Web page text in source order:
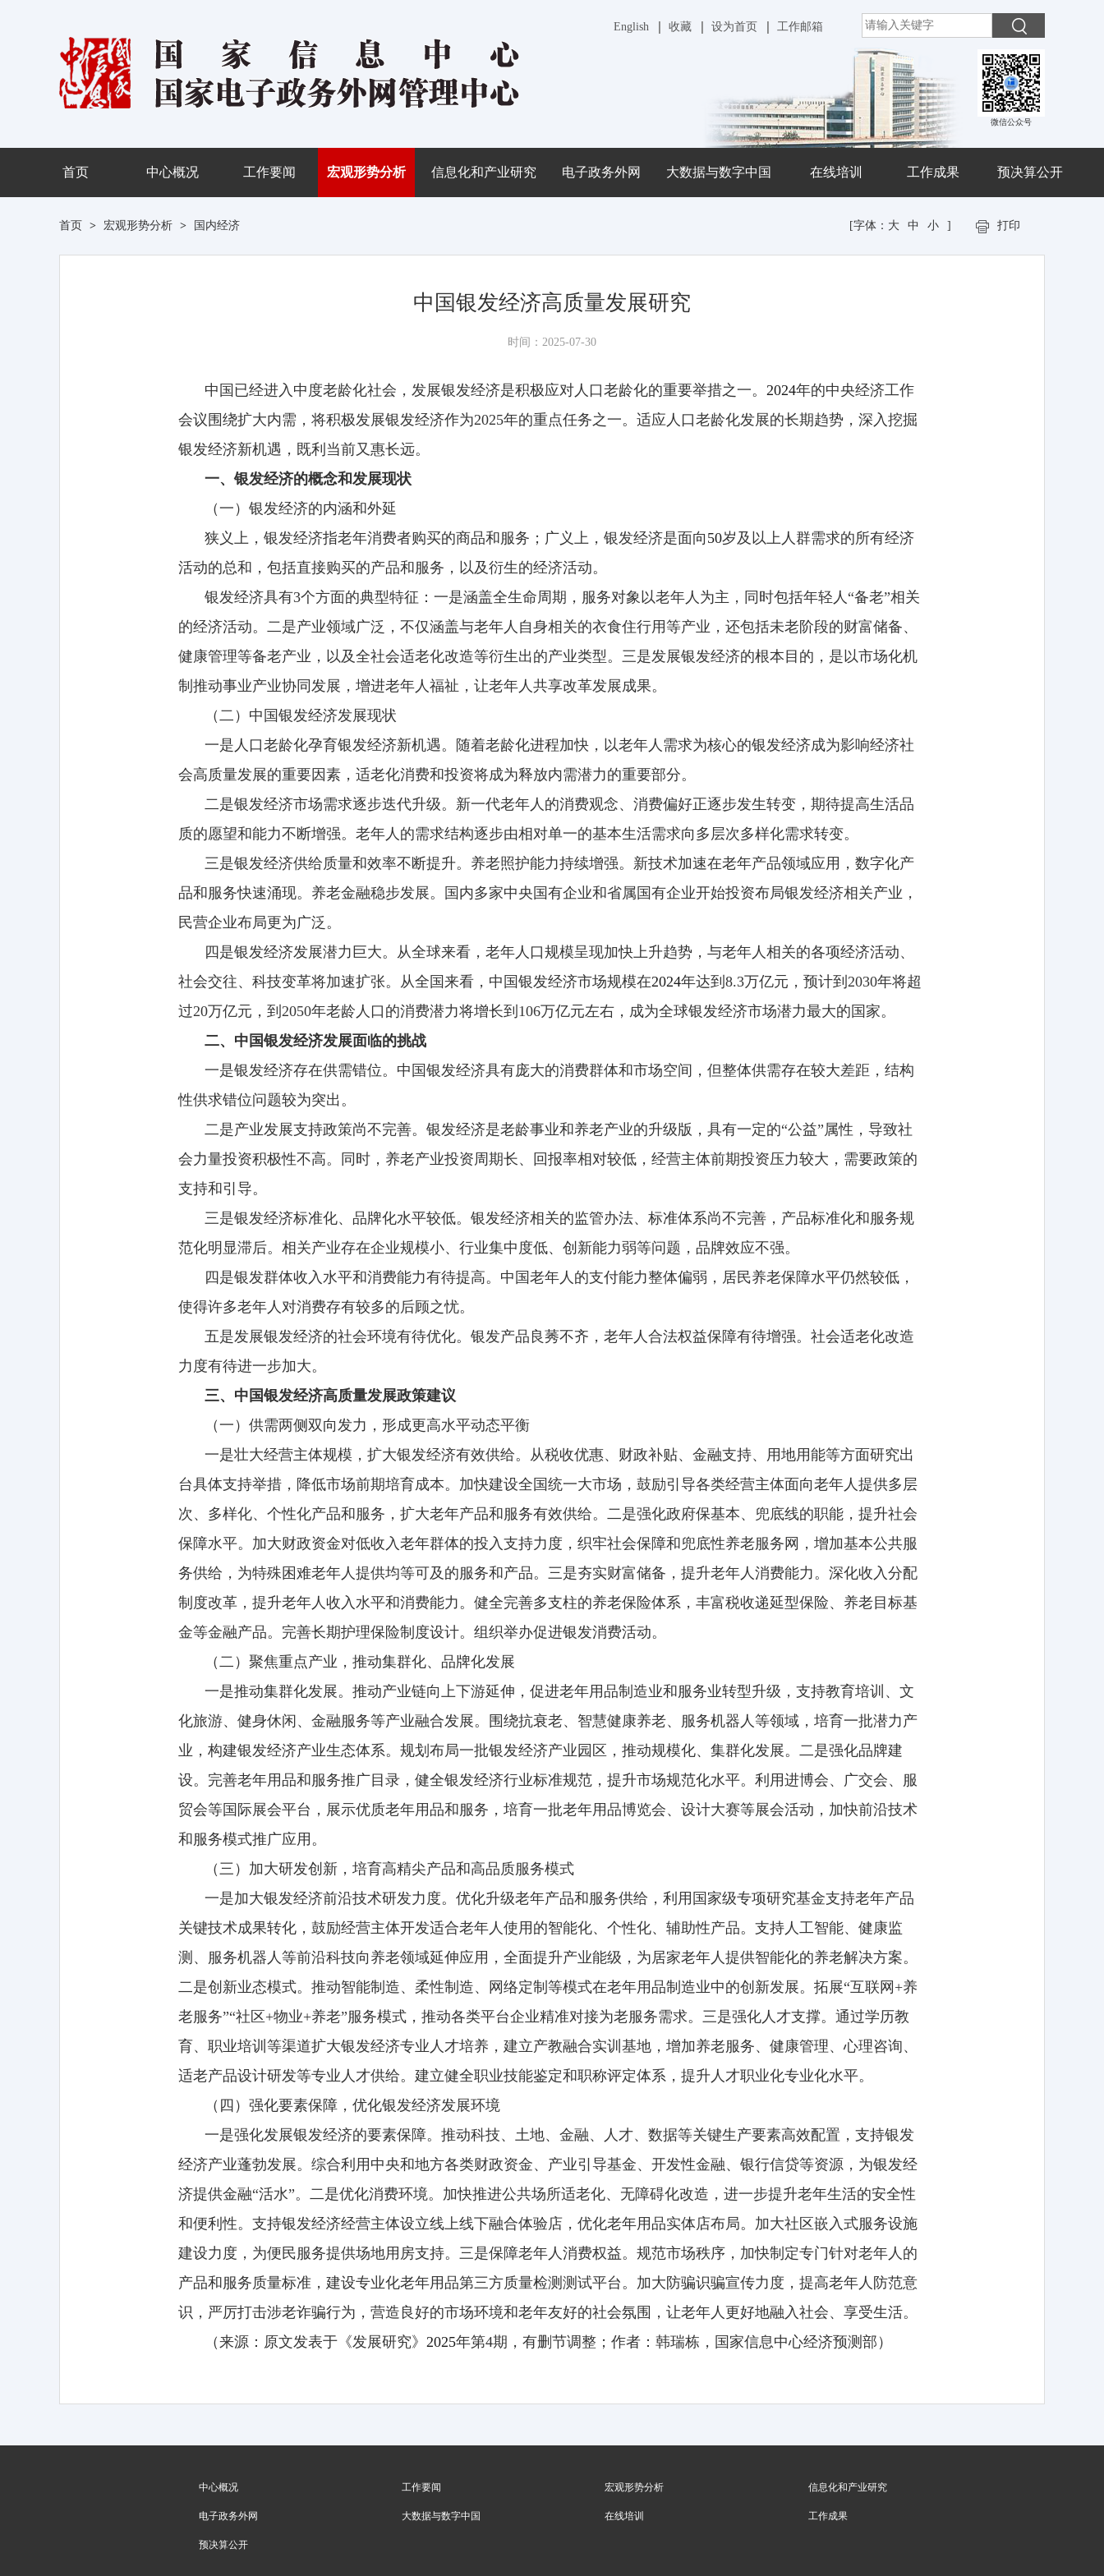
English 收藏 设为首页 工作邮箱
微信公众号
首页 中心概况 工作要闻 宏观形势分析 信息化和产业研究 电子政务外网 大数据与数字中国 在线培训 工作成果 预决算公开
首页 > 宏观形势分析 > 国内经济 [字体： 大 中 小 ] 打印
中国银发经济高质量发展研究
时间：2025-07-30
中国已经进入中度老龄化社会，发展银发经济是积极应对人口老龄化的重要举措之一。 2024年的中央经济工作
会议围绕扩大内需，将积极发展银发经济作为2025年的重点任务之一。适应人口老龄化发展的长期趋势，深入挖掘
银发经济新机遇，既利当前又惠长远。
一、银发经济的概念和发展现状
（一）银发经济的内涵和外延
狭义上，银发经济指老年消费者购买的商品和服务；广义上，银发经济是面向 50岁及以上人群需求的所有经济
活动的总和，包括直接购买的产品和服务，以及衍生的经济活动。
银发经济具有3个方面的典型特征：一是涵盖全生命周期，服务对象以老年人为主，同时包括年轻人“备老”相关
的经济活动。二是产业领域广泛，不仅涵盖与老年人自身相关的衣食住行用等产业，还包括未老阶段的财富储备、
健康管理等备老产业，以及全社会适老化改造等衍生出的产业类型。三是发展银发经济的根本目的，是以市场化机
制推动事业产业协同发展，增进老年人福祉，让老年人共享改革发展成果。
（二）中国银发经济发展现状
一是人口老龄化孕育银发经济新机遇。随着老龄化进程加快，以老年人需求为核心的银发经济成为影响经济社
会高质量发展的重要因素，适老化消费和投资将成为释放内需潜力的重要部分。
二是银发经济市场需求逐步迭代升级。新一代老年人的消费观念、消费偏好正逐步发生转变，期待提高生活品
质的愿望和能力不断增强。老年人的需求结构逐步由相对单一的基本生活需求向多层次多样化需求转变。
三是银发经济供给质量和效率不断提升。养老照护能力持续增强。新技术加速在老年产品领域应用，数字化产
品和服务快速涌现。养老金融稳步发展。国内多家中央国有企业和省属国有企业开始投资布局银发经济相关产业，
民营企业布局更为广泛。
四是银发经济发展潜力巨大。从全球来看，老年人口规模呈现加快上升趋势，与老年人相关的各项经济活动、
社会交往、科技变革将加速扩张。从全国来看，中国银发经济市场规模在2024年达到8.3万亿元，预计到2030年将超
过20万亿元，到2050年老龄人口的消费潜力将增长到106万亿元左右，成为全球银发经济市场潜力最大的国家。
二、中国银发经济发展面临的挑战
一是银发经济存在供需错位。中国银发经济具有庞大的消费群体和市场空间，但整体供需存在较大差距，结构
性供求错位问题较为突出。
二是产业发展支持政策尚不完善。银发经济是老龄事业和养老产业的升级版，具有一定的“公益”属性，导致社
会力量投资积极性不高。同时，养老产业投资周期长、回报率相对较低，经营主体前期投资压力较大，需要政策的
支持和引导。
三是银发经济标准化、品牌化水平较低。银发经济相关的监管办法、标准体系尚不完善，产品标准化和服务规
范化明显滞后。相关产业存在企业规模小、行业集中度低、创新能力弱等问题，品牌效应不强。
四是银发群体收入水平和消费能力有待提高。中国老年人的支付能力整体偏弱，居民养老保障水平仍然较低，
使得许多老年人对消费存有较多的后顾之忧。
五是发展银发经济的社会环境有待优化。银发产品良莠不齐，老年人合法权益保障有待增强。社会适老化改造
力度有待进一步加大。
三、中国银发经济高质量发展政策建议
（一）供需两侧双向发力，形成更高水平动态平衡
一是壮大经营主体规模，扩大银发经济有效供给。从税收优惠、财政补贴、金融支持、用地用能等方面研究出
台具体支持举措，降低市场前期培育成本。加快建设全国统一大市场，鼓励引导各类经营主体面向老年人提供多层
次、多样化、个性化产品和服务，扩大老年产品和服务有效供给。二是强化政府保基本、兜底线的职能，提升社会
保障水平。加大财政资金对低收入老年群体的投入支持力度，织牢社会保障和兜底性养老服务网，增加基本公共服
务供给，为特殊困难老年人提供均等可及的服务和产品。三是夯实财富储备，提升老年人消费能力。深化收入分配
制度改革，提升老年人收入水平和消费能力。健全完善多支柱的养老保险体系，丰富税收递延型保险、养老目标基
金等金融产品。完善长期护理保险制度设计。组织举办促进银发消费活动。
（二）聚焦重点产业，推动集群化、品牌化发展
一是推动集群化发展。推动产业链向上下游延伸，促进老年用品制造业和服务业转型升级，支持教育培训、文
化旅游、健身休闲、金融服务等产业融合发展。围绕抗衰老、智慧健康养老、服务机器人等领域，培育一批潜力产
业，构建银发经济产业生态体系。规划布局一批银发经济产业园区，推动规模化、集群化发展。二是强化品牌建
设。完善老年用品和服务推广目录，健全银发经济行业标准规范，提升市场规范化水平。利用进博会、广交会、服
贸会等国际展会平台，展示优质老年用品和服务，培育一批老年用品博览会、设计大赛等展会活动，加快前沿技术
和服务模式推广应用。
（三）加大研发创新，培育高精尖产品和高品质服务模式
一是加大银发经济前沿技术研发力度。优化升级老年产品和服务供给，利用国家级专项研究基金支持老年产品
关键技术成果转化，鼓励经营主体开发适合老年人使用的智能化、个性化、辅助性产品。支持人工智能、健康监
测、服务机器人等前沿科技向养老领域延伸应用，全面提升产业能级，为居家老年人提供智能化的养老解决方案。
二是创新业态模式。推动智能制造、柔性制造、网络定制等模式在老年用品制造业中的创新发展。拓展“互联网+养
老服务”“社区+物业+养老”服务模式，推动各类平台企业精准对接为老服务需求。三是强化人才支撑。通过学历教
育、职业培训等渠道扩大银发经济专业人才培养，建立产教融合实训基地，增加养老服务、健康管理、心理咨询、
适老产品设计研发等专业人才供给。建立健全职业技能鉴定和职称评定体系，提升人才职业化专业化水平。
（四）强化要素保障，优化银发经济发展环境
一是强化发展银发经济的要素保障。推动科技、土地、金融、人才、数据等关键生产要素高效配置，支持银发
经济产业蓬勃发展。综合利用中央和地方各类财政资金、产业引导基金、开发性金融、银行信贷等资源，为银发经
济提供金融“活水”。二是优化消费环境。加快推进公共场所适老化、无障碍化改造，进一步提升老年生活的安全性
和便利性。支持银发经济经营主体设立线上线下融合体验店，优化老年用品实体店布局。加大社区嵌入式服务设施
建设力度，为便民服务提供场地用房支持。三是保障老年人消费权益。规范市场秩序，加快制定专门针对老年人的
产品和服务质量标准，建设专业化老年用品第三方质量检测测试平台。加大防骗识骗宣传力度，提高老年人防范意
识，严厉打击涉老诈骗行为，营造良好的市场环境和老年友好的社会氛围，让老年人更好地融入社会、享受生活。
（来源：原文发表于《发展研究》 2025年第4期，有删节调整；作者：韩瑞栋，国家信息中心经济预测部）
中心概况 工作要闻 宏观形势分析 信息化和产业研究
电子政务外网 大数据与数字中国 在线培训 工作成果
预决算公开